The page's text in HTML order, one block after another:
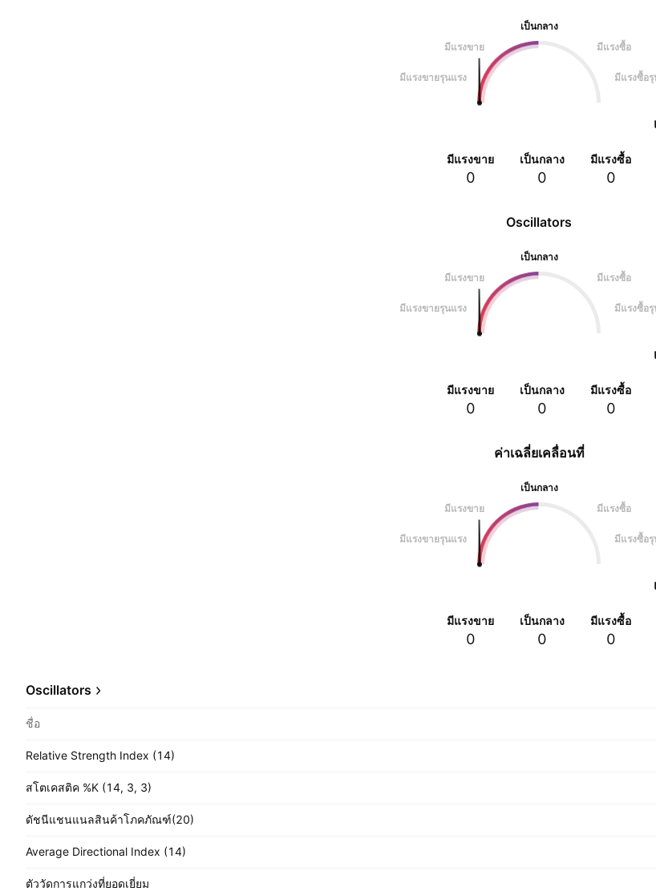
Oscillators
เป็นกลาง
มีแรงขาย
มีแรงซื้อ
มีแรงขายรุนแรง มีแรงซื้อรุ
มีแรงขาย
0
เป็นกลาง
0
มีแรงซื้อ
0
เป็นกลาง
มีแรงขาย
มีแรงซื้อ
มีแรงขายรุนแรง มีแรงซื้อรุ
มีแรงขาย
0
เป็นกลาง
0
มีแรงซื้อ
0
ค่าเฉลี่ยเคลื่อนที่
เป็นกลาง
มีแรงขาย
มีแรงซื้อ
มีแรงขายรุนแรง มีแรงซื้อรุ
มีแรงขาย
0
เป็นกลาง
0
มีแรงซื้อ
0
Oscillators
ชื่อ
Relative Strength Index (14)
สโตเคสติค %K (14, 3, 3)
ดัชนีแชนแนลสินค้าโภคภัณฑ์(20)
Average Directional Index (14)
ตัววัดการแกว่งที่ยอดเยี่ยม